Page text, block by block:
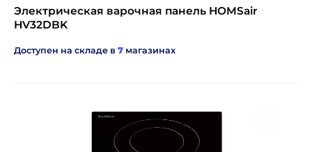
Электрическая варочная панель HOMSair
HV32DBK
Доступен на складе в 7 магазинах